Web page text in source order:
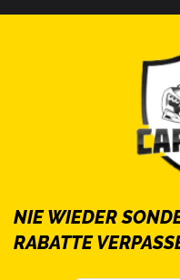
NIE WIEDER
RABATTE